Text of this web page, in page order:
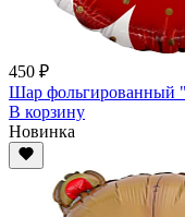
450 ₽
Шар фольгированный
В корзину
Новинка